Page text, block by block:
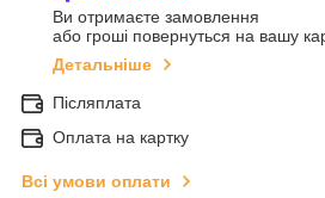
Ви отримаєте замовлення
або гроші повернуться на вашу
Детальніше
Післяплата
Оплата на картку
Всі умови оплати